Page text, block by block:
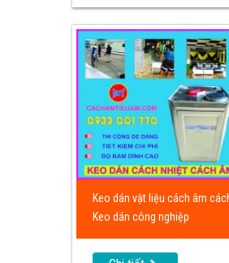
Keo dán vật liệu cách âm
Keo dán công nghiệp